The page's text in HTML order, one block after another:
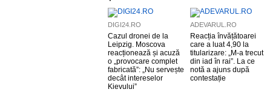
DIGI24.RO
Cazul dronei de la
Leipzig. Moscova
reacționează și acuză
o „provocare complet
fabricată”: „Nu servește
decât intereselor
Kievului”
ADEVARUL.RO
Reacția învățătoarei
care a luat 4,90 la
titularizare: „M-a trecut
din iad în rai”. La ce
notă a ajuns după
contestație